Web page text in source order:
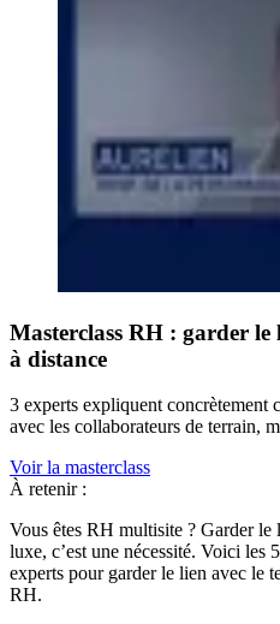
Masterclass RH : garder le
à distance
3 experts expliquent concrètement
avec les collaborateurs de terrain,
Voir la masterclass
À retenir :
Vous êtes RH multisite ? Garder le
luxe, c’est une nécessité. Voici les
experts pour garder le lien avec le
RH.